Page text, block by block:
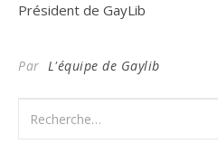
Président de GayLib
Par L'équipe de Gaylib